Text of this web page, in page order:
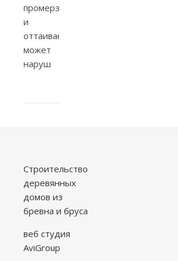
промерзания
и
оттаивания
может
наруш
Строительство
деревянных
домов из
бревна и бруса
веб студия
AviGroup